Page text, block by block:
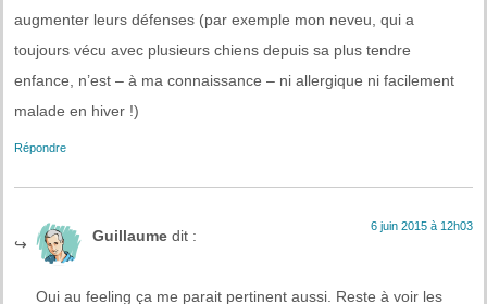
augmenter leurs défenses (par exemple mon neveu, qui a
toujours vécu avec plusieurs chiens depuis sa plus tendre
enfance, n’est – à ma connaissance – ni allergique ni facilement
malade en hiver !)
Répondre
Guillaume dit :
6 juin 2015 à 12h03
Oui au feeling ça me parait pertinent aussi. Reste à voir les